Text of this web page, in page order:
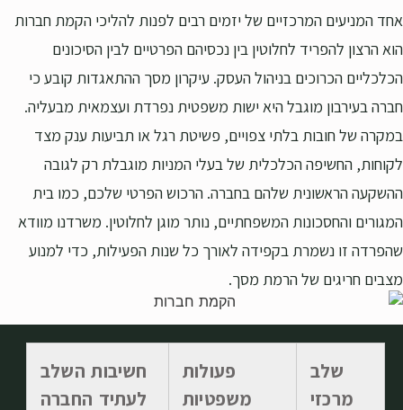
אחד המניעים המרכזיים של יזמים רבים לפנות להליכי הקמת חברות
הוא הרצון להפריד לחלוטין בין נכסיהם הפרטיים לבין הסיכונים
הכלכליים הכרוכים בניהול העסק. עיקרון מסך ההתאגדות קובע כי
חברה בעירבון מוגבל היא ישות משפטית נפרדת ועצמאית מבעליה.
במקרה של חובות בלתי צפויים, פשיטת רגל או תביעות ענק מצד
לקוחות, החשיפה הכלכלית של בעלי המניות מוגבלת רק לגובה
ההשקעה הראשונית שלהם בחברה. הרכוש הפרטי שלכם, כמו בית
המגורים והחסכונות המשפחתיים, נותר מוגן לחלוטין. משרדנו מוודא
שהפרדה זו נשמרת בקפידה לאורך כל שנות הפעילות, כדי למנוע
מצבים חריגים של הרמת מסך.
שלב
מרכזי
פעולות
משפטיות
חשיבות השלב
לעתיד החברה